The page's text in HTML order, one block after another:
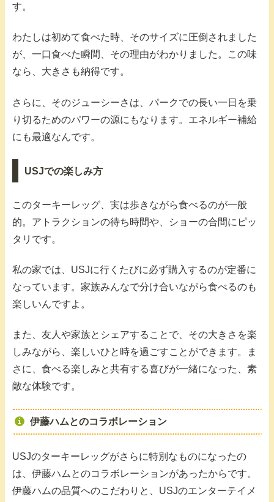
す。
わたしは初めて食べた時、そのサイズに圧倒されました
が、一口食べた瞬間、その理由がわかりました。この味
なら、大きさも納得です。
さらに、そのジューシーさは、パークでの長い一日を乗
り切るためのパワーの源にもなります。エネルギー補給
にも最適なんです。
USJでの楽しみ方
このターキーレッグ、実は歩きながら食べるのが一般
的。アトラクションの待ち時間や、ショーの合間にピッ
タリです。
私の家では、USJに行くたびに必ず購入するのが定番に
なっています。家族みんなで分け合いながら食べるのも
楽しいんですよ。
また、友人や家族とシェアすることで、その大きさを楽
しみながら、楽しいひと時を過ごすことができます。ま
さに、食べる楽しみと共有する喜びが一緒になった、素
敵な体験です。
伊藤ハムとのコラボレーション
USJのターキーレッグがさらに特別なものになったの
は、伊藤ハムとのコラボレーションがあったからです。
伊藤ハムの品質へのこだわりと、USJのエンターテイメ